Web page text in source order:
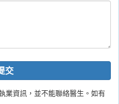
交
業資訊，並不能聯絡醫生。如有